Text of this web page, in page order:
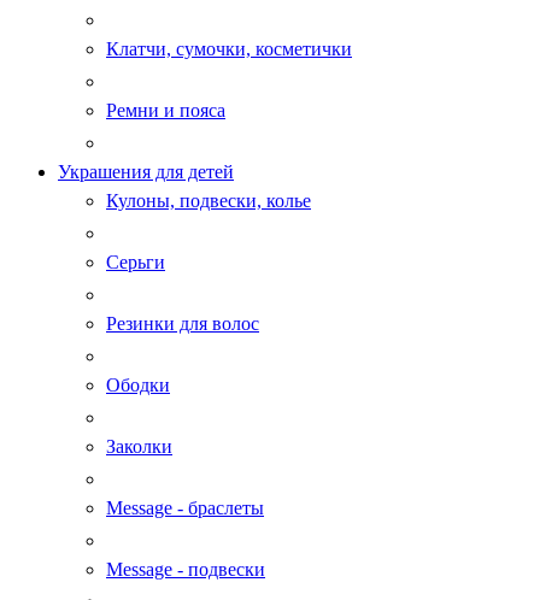
Клатчи, сумочки, косметички
Ремни и пояса
Украшения для детей
Кулоны, подвески, колье
Серьги
Резинки для волос
Ободки
Заколки
Message - браслеты
Message - подвески